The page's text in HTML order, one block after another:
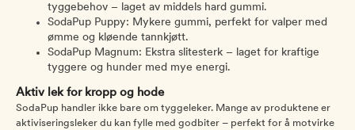
tyggebehov – laget av middels hard gummi.
SodaPup Puppy: Mykere gummi, perfekt for valper med
ømme og kløende tannkjøtt.
SodaPup Magnum: Ekstra slitesterk – laget for kraftige
tyggere og hunder med mye energi.
Aktiv lek for kropp og hode
SodaPup handler ikke bare om tyggeleker. Mange av produktene er
aktiviseringsleker du kan fylle med godbiter – perfekt for å motvirke